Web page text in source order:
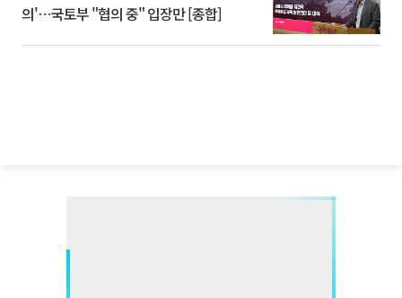
의'⋯국토부 "협의 중" 입장만 [종합]